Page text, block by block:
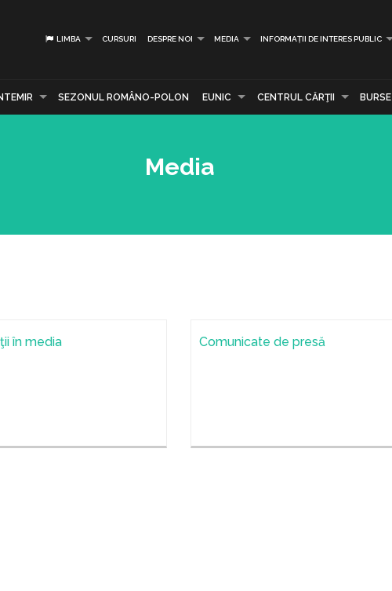
LIMBA CURSURI DESPRE NOI MEDIA INFORMAȚII DE INTERES PUBLIC
SEZONUL ROMÂNO-POLON EUNIC CENTRUL CĂRŢII BURSE
Media
în media Comunicate de presă